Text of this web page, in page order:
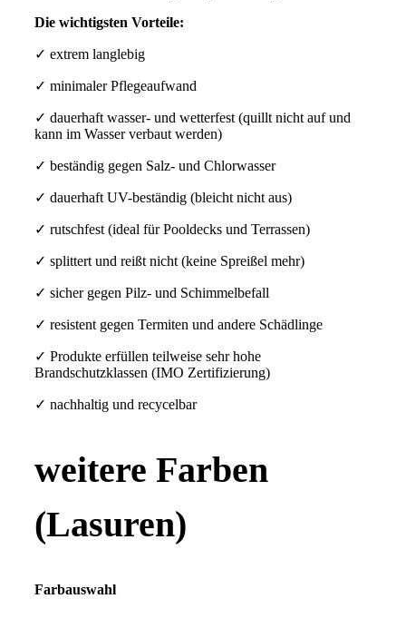
Die wichtigsten Vorteile:
​✓ extrem langlebig
✓ minimaler Pflegeaufwand
✓ dauerhaft wasser- und wetterfest (quillt nicht auf und
kann im Wasser verbaut werden)
✓ beständig gegen Salz- und Chlorwasser
✓ dauerhaft UV-beständig (bleicht nicht aus)
✓ rutschfest (ideal für Pooldecks und Terrassen)
✓ splittert und reißt nicht (keine Spreißel mehr)
✓ sicher gegen Pilz- und Schimmelbefall
✓ resistent gegen Termiten und andere Schädlinge
✓ Produkte erfüllen teilweise sehr hohe
Brandschutzklassen (IMO Zertifizierung)
✓ nachhaltig und recycelbar
weitere Farben
(Lasuren)
Farbauswahl